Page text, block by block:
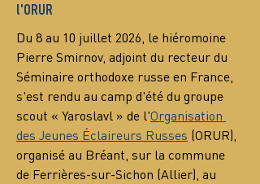
l'ORUR
Du 8 au 10 juillet 2026, le hiéromoine
Pierre Smirnov, adjoint du recteur du
Séminaire orthodoxe russe en France,
s'est rendu au camp d'été du groupe
scout « Yaroslavl » de l'Organisation
des Jeunes Éclaireurs Russes (ORUR),
organisé au Bréant, sur la commune
de Ferrières-sur-Sichon (Allier), au